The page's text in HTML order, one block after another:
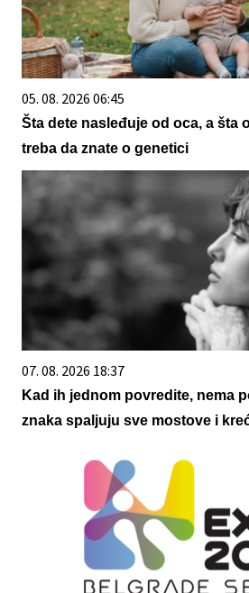
05. 08. 2026 06:45
Šta dete nasleđuje od oca, a šta
treba da znate o genetici
07. 08. 2026 18:37
Kad ih jednom povredite, nema
znaka spaljuju sve mostove i